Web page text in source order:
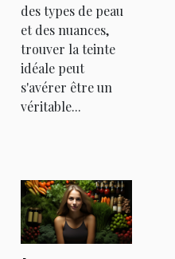
des types de peau
et des nuances,
trouver la teinte
idéale peut
s'avérer être un
véritable...